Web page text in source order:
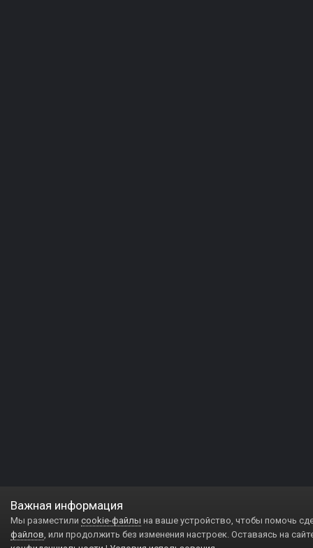
Важная информация
Мы разместили cookie-файлы на ваше устройство, чтобы помочь
файлов, или продолжить без изменения настроек. Оставаясь на